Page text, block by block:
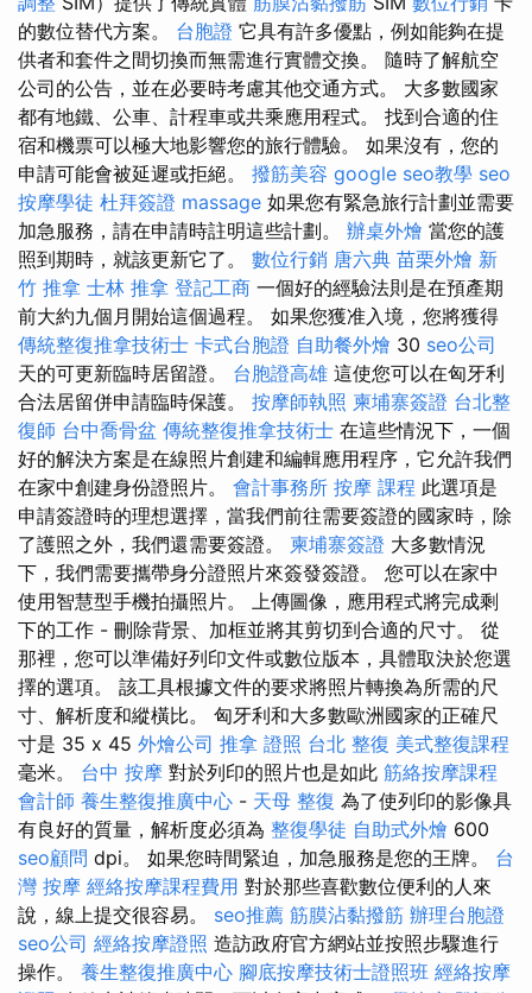
的數位替代方案。 台胞證 它具有許多優點，例如能夠在提
供者和套件之間切換而無需進行實體交換。 隨時了解航空
公司的公告，並在必要時考慮其他交通方式。 大多數國家
都有地鐵、公車、計程車或共乘應用程式。 找到合適的住
宿和機票可以極大地影響您的旅行體驗。 如果沒有，您的
申請可能會被延遲或拒絕。 撥筋美容 google seo教學 seo
按摩學徒 杜拜簽證 massage 如果您有緊急旅行計劃並需要
加急服務，請在申請時註明這些計劃。 辦桌外燴 當您的護
照到期時，就該更新它了。 數位行銷 唐六典 苗栗外燴 新
竹 推拿 士林 推拿 登記工商 一個好的經驗法則是在預產期
前大約九個月開始這個過程。 如果您獲准入境，您將獲得
傳統整復推拿技術士 卡式台胞證 自助餐外燴 30 seo公司
天的可更新臨時居留證。 台胞證高雄 這使您可以在匈牙利
合法居留併申請臨時保護。 按摩師執照 柬埔寨簽證 台北整
復師 台中喬骨盆 傳統整復推拿技術士 在這些情況下，一個
好的解決方案是在線照片創建和編輯應用程序，它允許我們
在家中創建身份證照片。 會計事務所 按摩 課程 此選項是
申請簽證時的理想選擇，當我們前往需要簽證的國家時，除
了護照之外，我們還需要簽證。 柬埔寨簽證 大多數情況
下，我們需要攜帶身分證照片來簽發簽證。 您可以在家中
使用智慧型手機拍攝照片。 上傳圖像，應用程式將完成剩
下的工作 - 刪除背景、加框並將其剪切到合適的尺寸。 從
那裡，您可以準備好列印文件或數位版本，具體取決於您選
擇的選項。 該工具根據文件的要求將照片轉換為所需的尺
寸、解析度和縱橫比。 匈牙利和大多數歐洲國家的正確尺
寸是 35 x 45 外燴公司 推拿 證照 台北 整復 美式整復課程
毫米。 台中 按摩 對於列印的照片也是如此 筋絡按摩課程
會計師 養生整復推廣中心 - 天母 整復 為了使列印的影像具
有良好的質量，解析度必須為 整復學徒 自助式外燴 600
seo顧問 dpi。 如果您時間緊迫，加急服務是您的王牌。 台
灣 按摩 經絡按摩課程費用 對於那些喜歡數位便利的人來
說，線上提交很容易。 seo推薦 筋膜沾黏撥筋 辦理台胞證
seo公司 經絡按摩證照 造訪政府官方網站並按照步驟進行
操作。 養生整復推廣中心 腳底按摩技術士證照班 經絡按摩